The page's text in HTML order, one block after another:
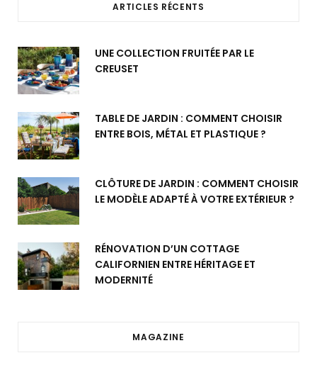
ARTICLES RÉCENTS
UNE COLLECTION FRUITÉE PAR LE
CREUSET
TABLE DE JARDIN : COMMENT CHOISIR
ENTRE BOIS, MÉTAL ET PLASTIQUE ?
CLÔTURE DE JARDIN : COMMENT CHOISIR
LE MODÈLE ADAPTÉ À VOTRE EXTÉRIEUR ?
RÉNOVATION D’UN COTTAGE
CALIFORNIEN ENTRE HÉRITAGE ET
MODERNITÉ
MAGAZINE